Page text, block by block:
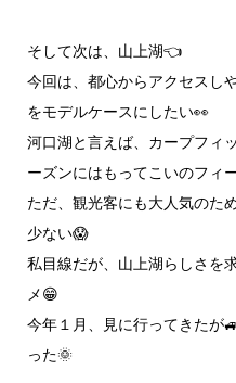
そして次は、山上湖👈
今回は、都心からアクセスし
をモデルケースにしたい👀
河口湖と言えば、カープフィ
ーズンにはもってこいのフィ
ただ、観光客にも大人気のた
少ない😱
私目線だが、山上湖らしさを
メ😁
今年１月、見に行ってきたが
った🌞